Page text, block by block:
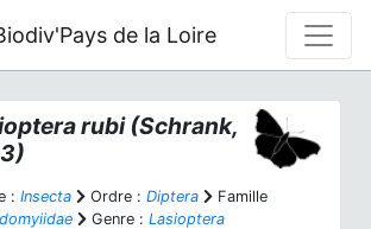
de la Loire
rubi(Schrank,
: Insecta Ordre : Diptera
Famille
Genre : Lasioptera